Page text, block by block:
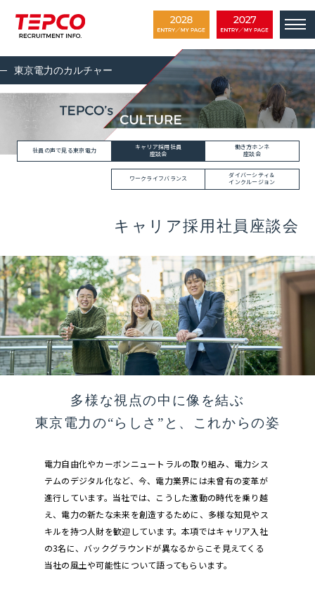
東京電力のカルチャー
社員の声で見る東京電力
キャリア採用社員
座談会
働き方ホンネ
座談会
ワークライフバランス
ダイバーシティ＆
インクルージョン
キャリア採用社員座談会
多様な視点の中に像を結ぶ
東京電力の“らしさ”と、これからの姿
電力自由化やカーボンニュートラルの取り組み、電力シス
テムのデジタル化など、今、電力業界には未曾有の変革が
進行しています。当社では、こうした激動の時代を乗り越
え、電力の新たな未来を創造するために、多様な知見やス
キルを持つ人財を歓迎しています。本項ではキャリア入社
の3名に、バックグラウンドが異なるからこそ見えてくる
当社の風土や可能性について語ってもらいます。